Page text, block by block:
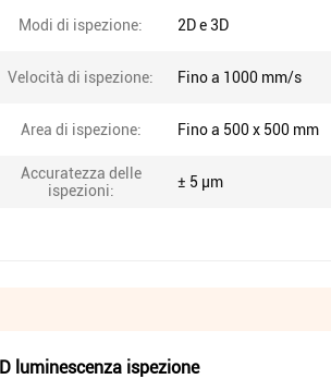
Modi di ispezione: 2D e 3D
Velocità di ispezione: Fino a 1000 mm/s
Area di ispezione: Fino a 500 x 500 mm
Accuratezza delle
ispezioni:
± 5 μm
luminescenza ispezione